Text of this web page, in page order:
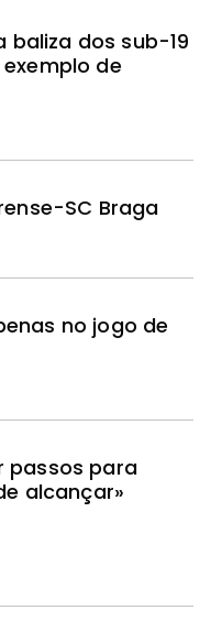
baliza dos sub-19
de
SC Braga
no jogo de
passos para
alcançar»